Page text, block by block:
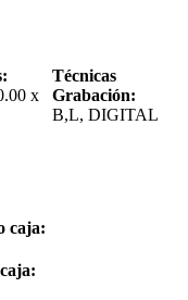
x
Técnicas
Grabación:
B,L, DIGITAL
caja: